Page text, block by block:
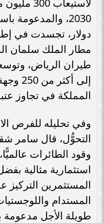
دولار، تجسدت في
مطار الملك سلمان
طيران الرياض،
إلى
المملكة في تجاوز عتبة 140 مليون
وفي تحليله للفرص
التحوُّل، قال سامر
وقود الطائرات
المستثمرين
المستدام
طويلة الأجل مدعومة